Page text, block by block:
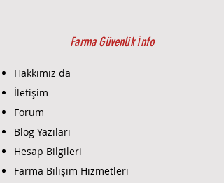
Farma Güvenlik İnfo
Hakkımız da
İletişim
Forum
Blog Yazıları
Hesap Bilgileri
Farma Bilişim Hizmetleri